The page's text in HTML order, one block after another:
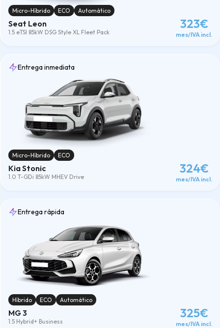
Micro-Híbrido ECO Automático
Seat Leon
1.5 eTSI 85kW DSG Style XL Fleet Pack
323€
mes/IVA incl.
Entrega inmediata
Micro-Híbrido ECO
Kia Stonic
1.0 T-GDi 85kW MHEV Drive
324€
mes/IVA incl.
Entrega rápida
Híbrido ECO Automático
MG 3
1.5 Hybrid+ Business
325€
mes/IVA incl.